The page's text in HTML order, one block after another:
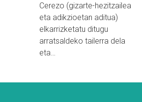
Cerezo (gizarte-hezitzailea
eta adikzioetan aditua)
elkarrizketatu ditugu
arratsaldeko tailerra dela
eta…